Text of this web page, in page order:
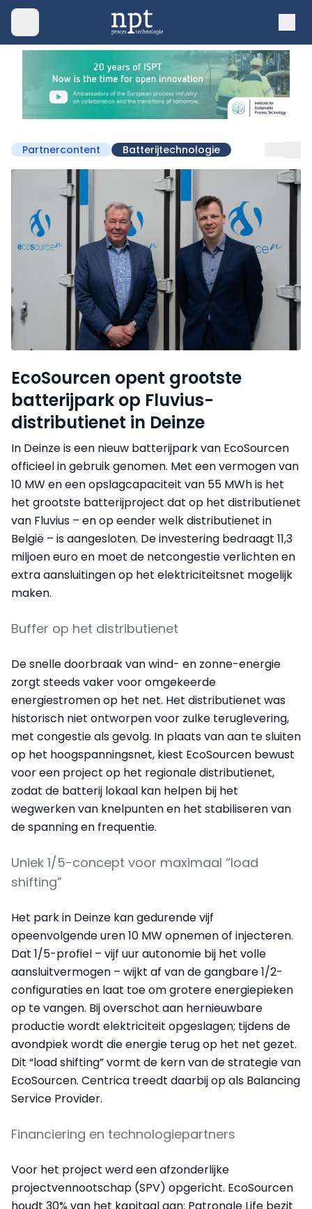
Partnercontent Batterijtechnologie
EcoSourcen opent grootste
batterijpark op Fluvius-
distributienet in Deinze
In Deinze is een nieuw batterijpark van EcoSourcen
officieel in gebruik genomen. Met een vermogen van
10 MW en een opslagcapaciteit van 55 MWh is het
het grootste batterijproject dat op het distributienet
van Fluvius – en op eender welk distributienet in
België – is aangesloten. De investering bedraagt 11,3
miljoen euro en moet de netcongestie verlichten en
extra aansluitingen op het elektriciteitsnet mogelijk
maken.
Buffer op het distributienet
De snelle doorbraak van wind- en zonne-energie
zorgt steeds vaker voor omgekeerde
energiestromen op het net. Het distributienet was
historisch niet ontworpen voor zulke teruglevering,
met congestie als gevolg. In plaats van aan te sluiten
op het hoogspanningsnet, kiest EcoSourcen bewust
voor een project op het regionale distributienet,
zodat de batterij lokaal kan helpen bij het
wegwerken van knelpunten en het stabiliseren van
de spanning en frequentie.
Uniek 1/5-concept voor maximaal “load
shifting”
Het park in Deinze kan gedurende vijf
opeenvolgende uren 10 MW opnemen of injecteren.
Dat 1/5-profiel – vijf uur autonomie bij het volle
aansluitvermogen – wijkt af van de gangbare 1/2-
configuraties en laat toe om grotere energiepieken
op te vangen. Bij overschot aan hernieuwbare
productie wordt elektriciteit opgeslagen; tijdens de
avondpiek wordt die energie terug op het net gezet.
Dit “load shifting” vormt de kern van de strategie van
EcoSourcen. Centrica treedt daarbij op als Balancing
Service Provider.
Financiering en technologiepartners
Voor het project werd een afzonderlijke
projectvennootschap (SPV) opgericht. EcoSourcen